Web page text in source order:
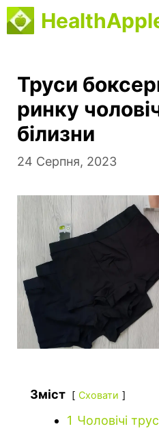
Перейти
до
Труси
ринку
білизни
24 Серпня, 2023
Зміст Сховати
1 Чоловічі